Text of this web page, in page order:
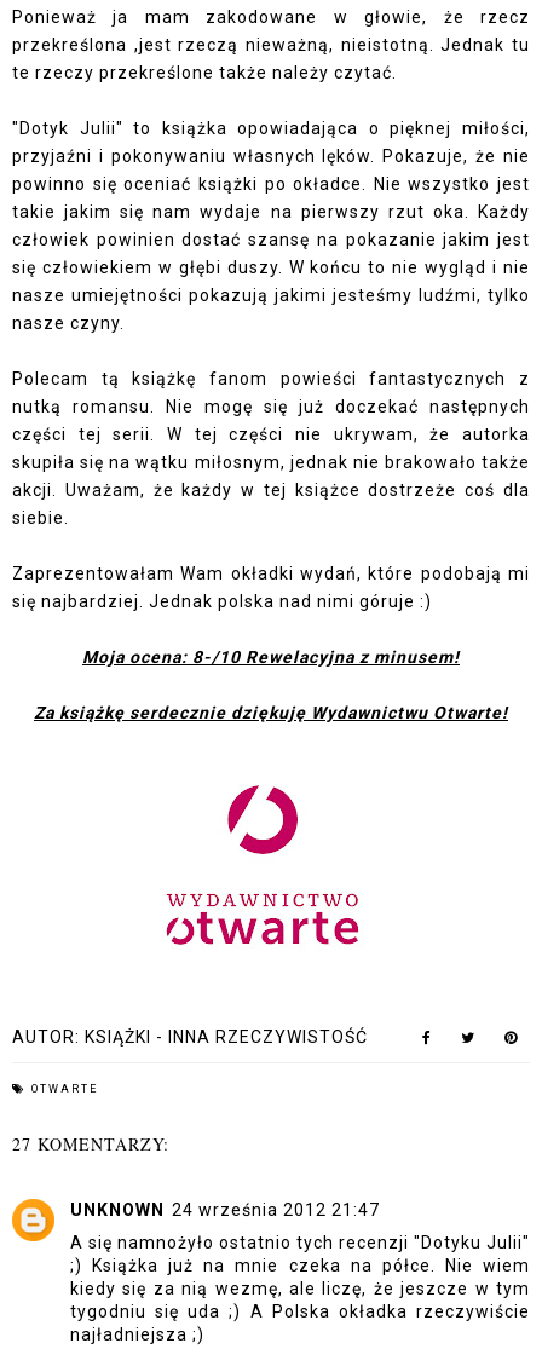
Ponieważ ja mam zakodowane w głowie, że rzecz
przekreślona ,jest rzeczą nieważną, nieistotną. Jednak tu
te rzeczy przekreślone także należy czytać.
"Dotyk Julii" to książka opowiadająca o pięknej miłości,
przyjaźni i pokonywaniu własnych lęków. Pokazuje, że nie
powinno się oceniać książki po okładce. Nie wszystko jest
takie jakim się nam wydaje na pierwszy rzut oka. Każdy
człowiek powinien dostać szansę na pokazanie jakim jest
się człowiekiem w głębi duszy. W końcu to nie wygląd i nie
nasze umiejętności pokazują jakimi jesteśmy ludźmi, tylko
nasze czyny.
Polecam tą książkę fanom powieści fantastycznych z
nutką romansu. Nie mogę się już doczekać następnych
części tej serii. W tej części nie ukrywam, że autorka
skupiła się na wątku miłosnym, jednak nie brakowało także
akcji. Uważam, że każdy w tej książce dostrzeże coś dla
siebie.
Zaprezentowałam Wam okładki wydań, które podobają mi
się najbardziej. Jednak polska nad nimi góruje :)
Moja ocena: 8-/10 Rewelacyjna z minusem!
Za książkę serdecznie dziękuję Wydawnictwu Otwarte!
AUTOR: KSIĄŻKI - INNA RZECZYWISTOŚĆ
OTWARTE
27 KOMENTARZY:
UNKNOWN
24 września 2012 21:47
A się namnożyło ostatnio tych recenzji "Dotyku Julii"
;) Książka już na mnie czeka na półce. Nie wiem
kiedy się za nią wezmę, ale liczę, że jeszcze w tym
tygodniu się uda ;) A Polska okładka rzeczywiście
najładniejsza ;)